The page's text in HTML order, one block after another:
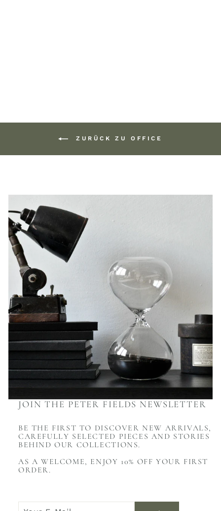
ZURÜCK ZU OFFICE
JOIN THE PETER FIELDS NEWSLETTER
BE THE FIRST TO DISCOVER NEW ARRIVALS,
CAREFULLY SELECTED PIECES AND STORIES
BEHIND OUR COLLECTIONS.
AS A WELCOME, ENJOY 10% OFF YOUR FIRST
ORDER.